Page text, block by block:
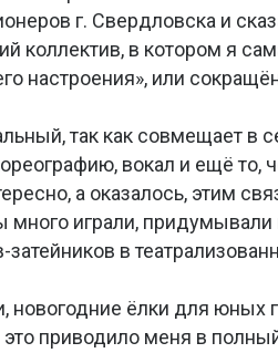
г. Свердловска и
коллектив, в котором я
настроения», или
так как совмещает в
вокал и ещё то,
а оказалось, этим
много играли, придумывали
в
новогодние ёлки для юных
это приводило меня в